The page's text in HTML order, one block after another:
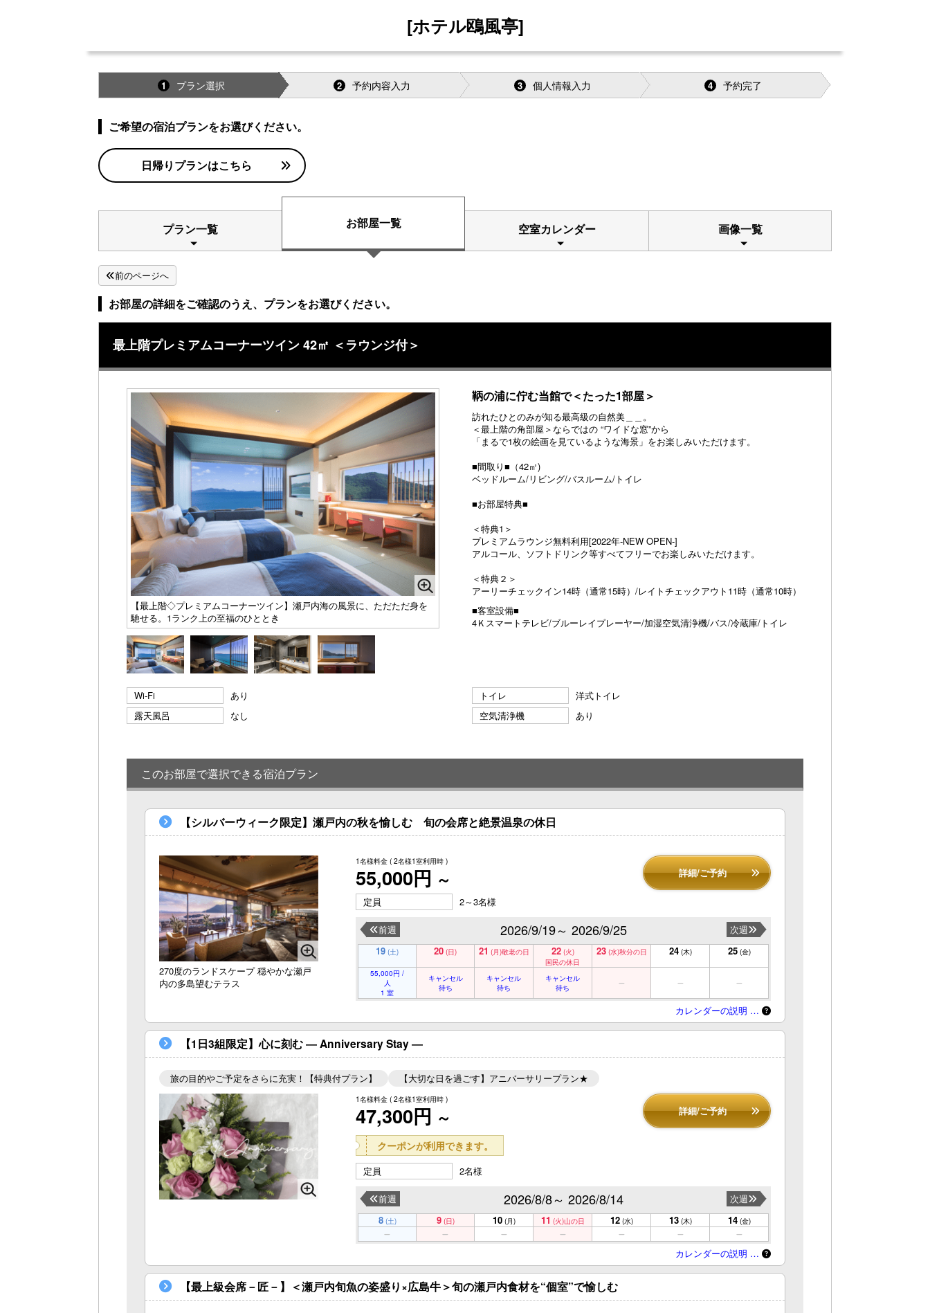
[ホテル鴎風亭]
1 プラン選択 2 予約内容入力 3 個人情報入力 4 予約完了
ご希望の宿泊プランをお選びください。
日帰りプランはこちら
プラン一覧 お部屋一覧 空室カレンダー 画像一覧
前のページへ
お部屋の詳細をご確認のうえ、プランをお選びください。
最上階プレミアムコーナーツイン 42㎡ ＜ラウンジ付＞
【最上階◇プレミアムコーナーツイン】瀬戸内海の風景に、ただただ身を
馳せる。1ランク上の至福のひととき
鞆の浦に佇む当館で＜たった1部屋＞
訪れたひとのみが知る最高級の自然美＿＿。
＜最上階の角部屋＞ならではの “ワイドな窓”から
「まるで1枚の絵画を見ているような海景」をお楽しみいただけます。
■間取り■（42㎡)
ベッドルーム/リビング/バスルーム/トイレ
■お部屋特典■
＜特典1＞
プレミアムラウンジ無料利用[2022年-NEW OPEN-]
アルコール、ソフトドリンク等すべてフリーでお楽しみいただけます。
＜特典２＞
アーリーチェックイン14時（通常15時）/レイトチェックアウト11時（通常10時）
■客室設備■
4Ｋスマートテレビ/ブルーレイプレーヤー/加湿空気清浄機/バス/冷蔵庫/トイレ
Wi-Fi あり トイレ
洋式トイレ
露天風呂
なし 空気清浄機 あり
このお部屋で選択できる宿泊プラン
【シルバーウィーク限定】瀬戸内の秋を愉しむ 旬の会席と絶景温泉の休日
270度のランドスケープ 穏やかな瀬戸
内の多島望むテラス
1名様料金 ( 2名様1室利用時 )
55,000円 ～ 詳細/ご予約
定員 2～3名様
2026/9/19～ 2026/9/25
前週
次週
19 (土) 20 (日) 21 (月)敬老の日 22 (火)
国民の休日
23 (水)秋分の日 24 (木) 25 (金)
55,000円 /
人
1 室
キャンセル
待ち
キャンセル
待ち
キャンセル
待ち
カレンダーの説明 …
【1日3組限定】心に刻む ― Anniversary Stay ―
旅の目的やご予定をさらに充実！【特典付プラン】 【大切な日を過ごす】アニバーサリープラン★
1名様料金 ( 2名様1室利用時 )
47,300円 ～ 詳細/ご予約
クーポンが利用できます。
定員 2名様
2026/8/8～ 2026/8/14
前週
次週
8 (土) 9 (日) 10 (月) 11 (火)山の日 12 (水) 13 (木) 14 (金)
カレンダーの説明 …
【最上級会席－匠－】＜瀬戸内旬魚の姿盛り×広島牛＞旬の瀬戸内食材を“個室”で愉しむ